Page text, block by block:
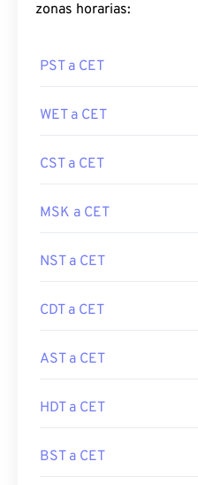
zonas horarias:
PST a CET
WET a CET
CST a CET
MSK a CET
NST a CET
CDT a CET
AST a CET
HDT a CET
BST a CET